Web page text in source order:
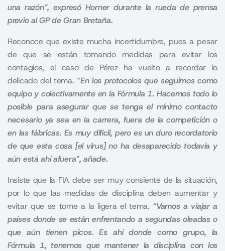
una razón”, expresó Horner durante la rueda de prensa
previo al GP de Gran Bretaña.
Reconoce que existe mucha incertidumbre, pues a pesar
de que se están tomando medidas para evitar los
contagios, el caso de Pérez ha vuelto a recordar lo
delicado del tema. “En los protocolos que seguimos como
equipo y colectivamente en la Fórmula 1. Hacemos todo lo
posible para asegurar que se tenga el mínimo contacto
necesario ya sea en la carrera, fuera de la competición o
en las fábricas. Es muy difícil, pero es un duro recordatorio
de que esta cosa [el virus] no ha desaparecido todavía y
aún está ahí afuera”, añade.
Insiste que la FIA debe ser muy consiente de la situación,
por lo que las medidas de disciplina deben aumentar y
evitar que se tome a la ligera el tema. “Vamos a viajar a
países donde se están enfrentando a segundas oleadas o
que aún tienen picos.Es ahí donde como grupo, la
Fórmula 1, tenemos que mantener la disciplina con los